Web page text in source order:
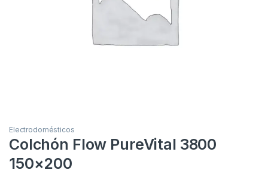
Electrodomésticos
Colchón Flow PureVital 3800
150×200